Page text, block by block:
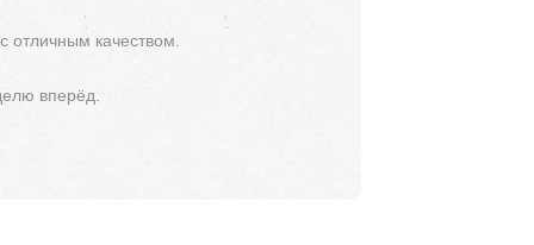
отличным качеством.
вперёд.